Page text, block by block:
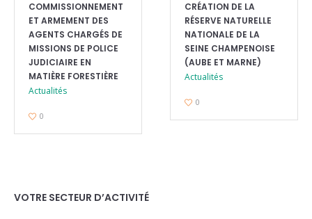
COMMISSIONNEMENT
ET ARMEMENT DES
AGENTS CHARGÉS DE
MISSIONS DE POLICE
JUDICIAIRE EN
MATIÈRE FORESTIÈRE
Actualités
0
CRÉATION DE LA
RÉSERVE NATURELLE
NATIONALE DE LA
SEINE CHAMPENOISE
(AUBE ET MARNE)
Actualités
0
VOTRE SECTEUR D’ACTIVITÉ